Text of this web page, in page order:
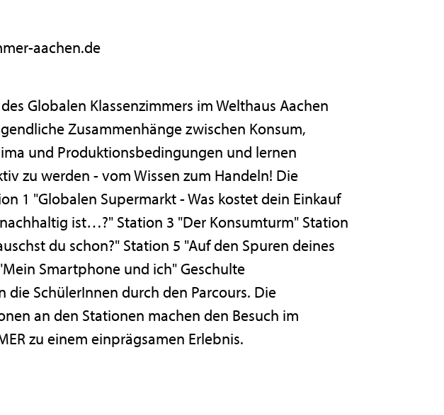
aachen.de
Globalen Klassenzimmers im Welthaus Aachen
Zusammenhänge zwischen Konsum,
und Produktionsbedingungen und lernen
zu werden - vom Wissen zum Handeln! Die
1 "Globalen Supermarkt - Was kostet dein Einkauf
ist…?" Station 3 "Der Konsumturm" Station
du schon?" Station 5 "Auf den Spuren deines
Smartphone und ich" Geschulte
SchülerInnen durch den Parcours. Die
an den Stationen machen den Besuch im
zu einem einprägsamen Erlebnis.